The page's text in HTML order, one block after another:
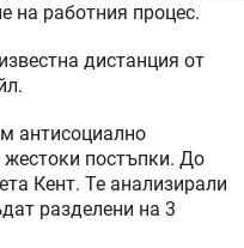
на работния процес.
дистанция от
антисоциално
постъпки. До
Кент. Те анализирали
разделени на 3